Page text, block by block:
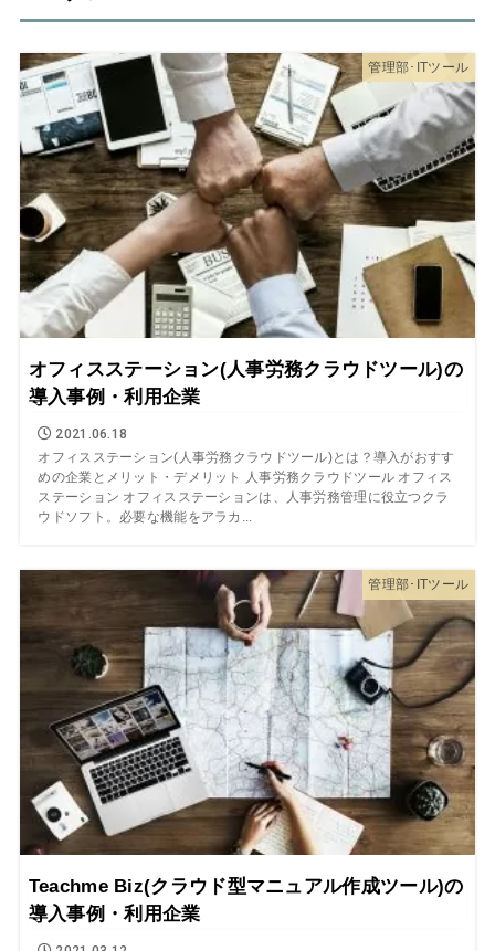
管理部･ITツール
オフィスステーション(人事労務クラウドツール)の
導入事例・利用企業
2021.06.18
オフィスステーション(人事労務クラウドツール)とは？導入がおすす
めの企業とメリット・デメリット 人事労務クラウドツール オフィス
ステーション オフィスステーションは、人事労務管理に役立つクラ
ウドソフト。必要な機能をアラカ...
管理部･ITツール
Teachme Biz(クラウド型マニュアル作成ツール)の
導入事例・利用企業